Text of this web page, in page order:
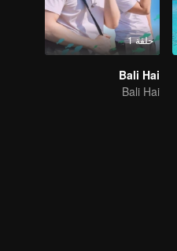
حلقة 1
Bali Hai
Bali Hai